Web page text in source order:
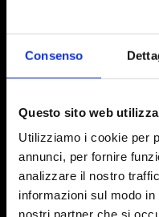
Consenso
Questo sito web
Utilizziamo i cookie per
annunci, per fornire
analizzare il nostro
informazioni sul modo
nostri partner che si